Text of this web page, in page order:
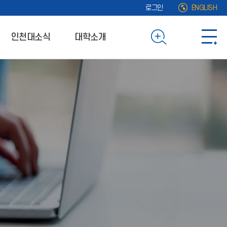
로그인 ENGLISH
인천대소식 대학소개